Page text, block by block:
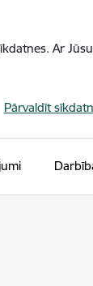
Ar
Pārvaldīt